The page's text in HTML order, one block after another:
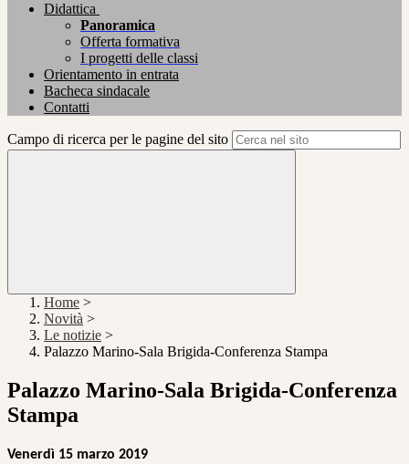
Didattica
Panoramica
Offerta formativa
I progetti delle classi
Orientamento in entrata
Bacheca sindacale
Contatti
Campo di ricerca per le pagine del sito
Home >
Novità >
Le notizie >
Palazzo Marino-Sala Brigida-Conferenza Stampa
Palazzo Marino-Sala Brigida-Conferenza
Stampa
Venerdì 15 marzo 2019